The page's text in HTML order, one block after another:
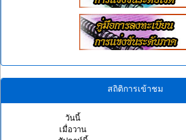
สถิติการเข้าชม
วันนี้
เมื่อวาน